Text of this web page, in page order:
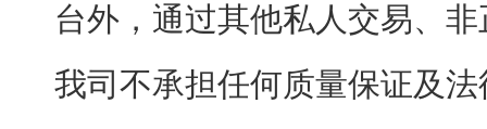
台外，通过其他私人交易、
我司不承担任何质量保证及